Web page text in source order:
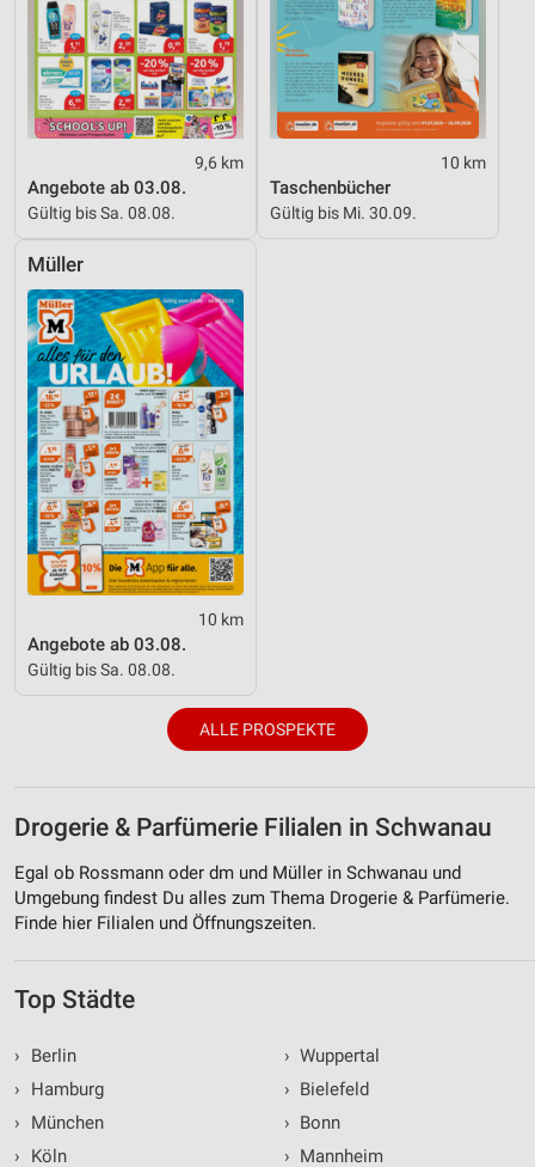
9,6 km
Angebote ab 03.08.
Gültig bis Sa. 08.08.
10 km
Taschenbücher
Gültig bis Mi. 30.09.
Müller
10 km
Angebote ab 03.08.
Gültig bis Sa. 08.08.
ALLE PROSPEKTE
Drogerie & Parfümerie Filialen in Schwanau
Egal ob Rossmann oder dm und Müller in Schwanau und
Umgebung findest Du alles zum Thema Drogerie & Parfümerie.
Finde hier Filialen und Öffnungszeiten.
Top Städte
›
Berlin
›
Hamburg
›
München
›
Köln
› Wuppertal
› Bielefeld
› Bonn
› Mannheim